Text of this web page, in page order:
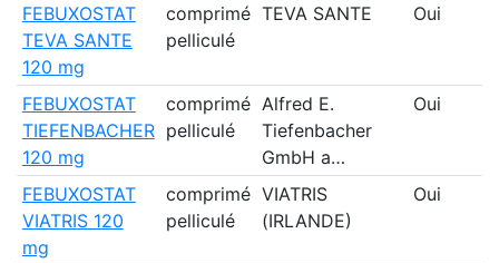
FEBUXOSTAT
TEVA SANTE
120 mg
comprimé
pelliculé
TEVA SANTE Oui
FEBUXOSTAT
TIEFENBACHER
120 mg
comprimé
pelliculé
Alfred E.
Tiefenbacher
GmbH a…
Oui
FEBUXOSTAT
VIATRIS 120
mg
comprimé
pelliculé
VIATRIS
(IRLANDE)
Oui